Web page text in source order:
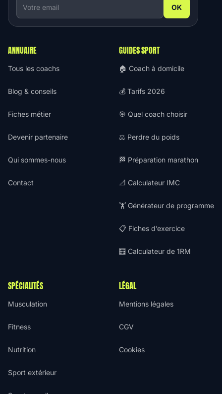
OK
ANNUAIRE
Tous les coachs
Blog & conseils
Fiches métier
Devenir partenaire
Qui sommes-nous
Contact
GUIDES SPORT
🏠 Coach à domicile
💰 Tarifs 2026
🎯 Quel coach choisir
⚖️ Perdre du poids
🏁 Préparation marathon
📐 Calculateur IMC
🏋️ Générateur de programme
📋 Fiches d’exercice
🧮 Calculateur de 1RM
SPÉCIALITÉS
Musculation
Fitness
Nutrition
Sport extérieur
LÉGAL
Mentions légales
CGV
Cookies